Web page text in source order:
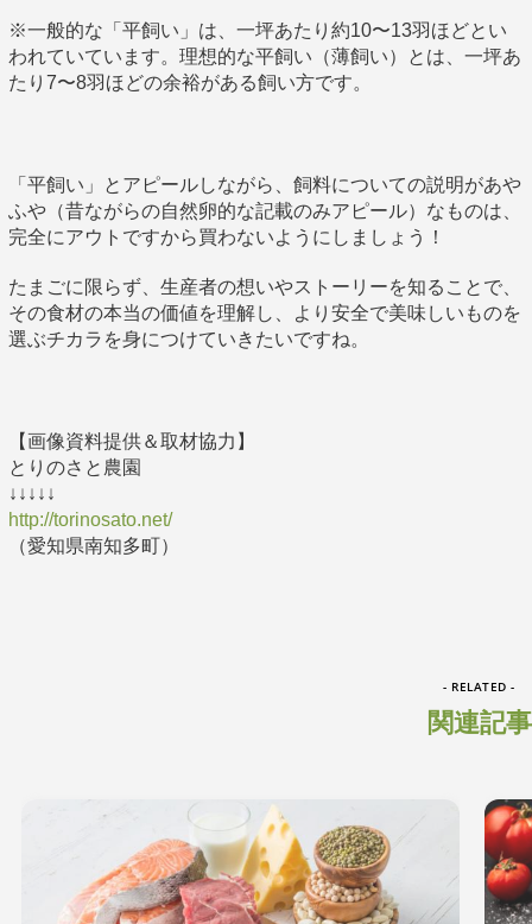
※一般的な「平飼い」は、一坪あたり約10〜13羽ほどとい
われていています。理想的な平飼い（薄飼い）とは、一坪あ
たり7〜8羽ほどの余裕がある飼い方です。
「平飼い」とアピールしながら、飼料についての説明があや
ふや（昔ながらの自然卵的な記載のみアピール）なものは、
完全にアウトですから買わないようにしましょう！
たまごに限らず、生産者の想いやストーリーを知ることで、
その食材の本当の価値を理解し、より安全で美味しいものを
選ぶチカラを身につけていきたいですね。
【画像資料提供＆取材協力】
とりのさと農園
↓↓↓↓↓
http://torinosato.net/
（愛知県南知多町）
- RELATED -
関連記事